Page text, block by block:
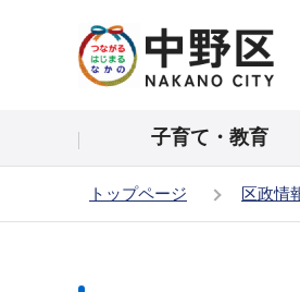
の
頭
子育て・教育
トップページ 区政情